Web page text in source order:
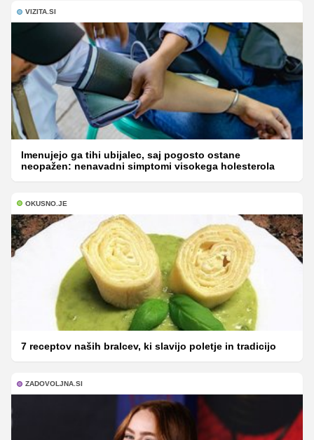
VIZITA.SI
Imenujejo ga tihi ubijalec, saj pogosto ostane
neopažen: nenavadni simptomi visokega holesterola
OKUSNO.JE
7 receptov naših bralcev, ki slavijo poletje in tradicijo
ZADOVOLJNA.SI